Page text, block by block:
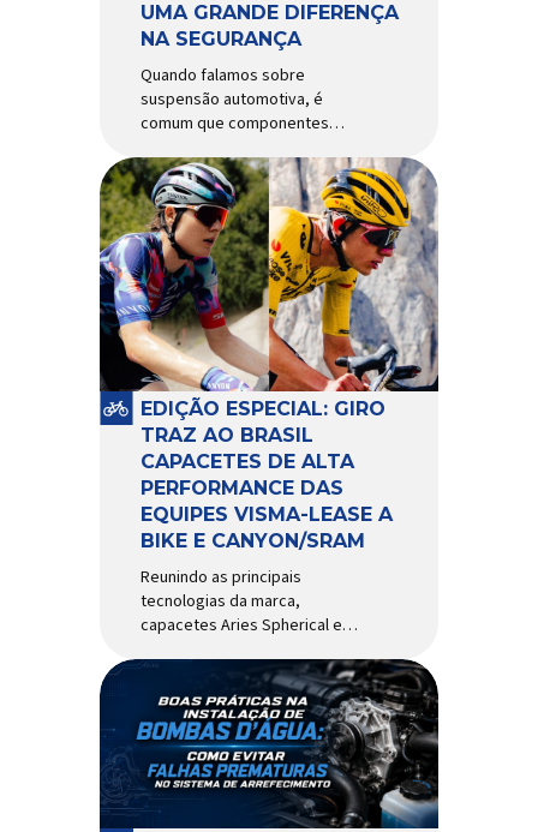
UMA GRANDE DIFERENÇA
NA SEGURANÇA
Quando falamos sobre
suspensão automotiva, é
comum que componentes
recebam mais atenção. Porém,
existe uma peça relativamente
pequena que desempenha um
papel fundamental na
segurança e no
comportamento do veículo: o
pivô de suspensão.
Responsável por conectar
diferentes componentes do
sistema e permitir os
movimentos necessários
durante a condução, o pivô […]
EDIÇÃO ESPECIAL: GIRO
TRAZ AO BRASIL
CAPACETES DE ALTA
PERFORMANCE DAS
EQUIPES VISMA-LEASE A
BIKE E CANYON/SRAM
Reunindo as principais
tecnologias da marca,
capacetes Aries Spherical e
ao país com a pintura oficial
utilizada por equipes do World
Tour Patrocinadora de algumas
das principais equipes de
ciclismo do mundo, a Giro é
uma das marcas de capacetes
e acessórios para ciclismo